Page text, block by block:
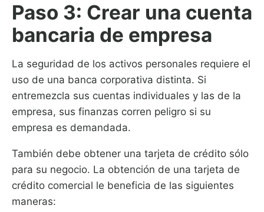
Paso 3: Crear una cuenta
bancaria de empresa
La seguridad de los activos personales requiere el
uso de una banca corporativa distinta. Si
entremezcla sus cuentas individuales y las de la
empresa, sus finanzas corren peligro si su
empresa es demandada.
También debe obtener una tarjeta de crédito sólo
para su negocio. La obtención de una tarjeta de
crédito comercial le beneficia de las siguientes
maneras: